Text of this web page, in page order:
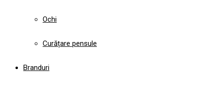
Ochi
Curățare pensule
Branduri